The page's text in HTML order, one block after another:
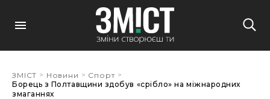
ЗМІСТ > Новини > Спорт >
Борець з Полтавщини здобув «срібло» на міжнародних
змаганнях